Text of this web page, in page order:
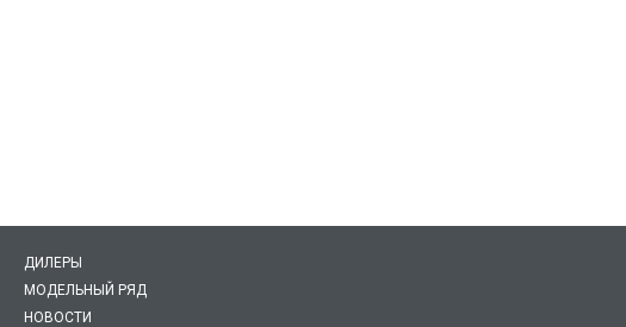
ДИЛЕРЫ
МОДЕЛЬНЫЙ РЯД
НОВОСТИ